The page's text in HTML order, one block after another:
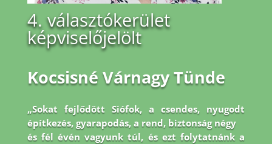
4. választókerület
képviselőjelölt
Kocsisné Várnagy Tünde
„Sokat fejlődött Siófok, a csendes, nyugodt
építkezés, gyarapodás, a rend, biztonság négy
és fél évén vagyunk túl, és ezt folytatnánk a